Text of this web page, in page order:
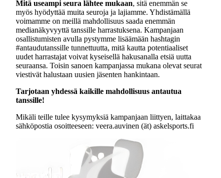
Mitä useampi seura lähtee mukaan, sitä enemmän se
myös hyödyttää muita seuroja ja lajiamme. Yhdistämällä
voimamme on meillä mahdollisuus saada enemmän
medianäkyvyyttä tanssille harrastuksena. Kampanjaan
osallistumisten avulla pystymme lisäämään hashtagin
#antaudutanssille tunnettuutta, mitä kautta potentiaaliset
uudet harrastajat voivat kyseisellä hakusanalla etsiä uutta
seuraansa. Toisin sanoen kampanjassa mukana olevat seurat
viestivät halustaan uusien jäsenten hankintaan.
Tarjotaan yhdessä kaikille mahdollisuus antautua
tanssille!
Mikäli teille tulee kysymyksiä kampanjaan liittyen, laittakaa
sähköpostia osoitteeseen: veera.auvinen (ät) askelsports.fi